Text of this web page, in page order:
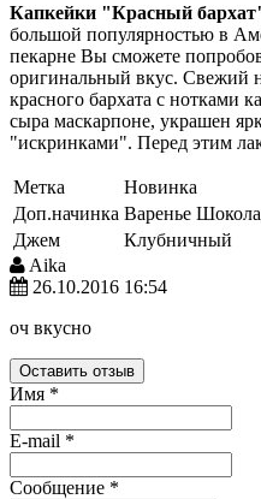
Капкейки "Красный
большой популярностью в
пекарне Вы сможете
оригинальный вкус. Свежий
красного бархата с нотками
сыра маскарпоне, украшен
"искринками". Перед этим
Метка
Новинка
Доп.начинка Варенье
Джем
Клубничный
Aika
26.10.2016 16:54
оч вкусно
Оставить отзыв
Имя *
E-mail *
Сообщение *